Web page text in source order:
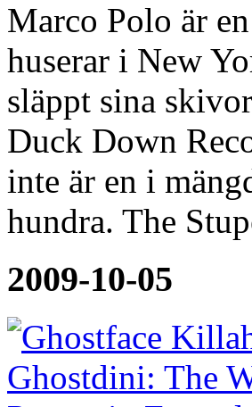
Marco Polo är
huserar i New
släppt sina
Duck Down
inte är en i
hundra. The
2009-10-05